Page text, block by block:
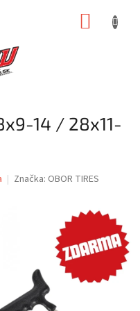
14 / 28x11-
Značka: OBOR TIRES